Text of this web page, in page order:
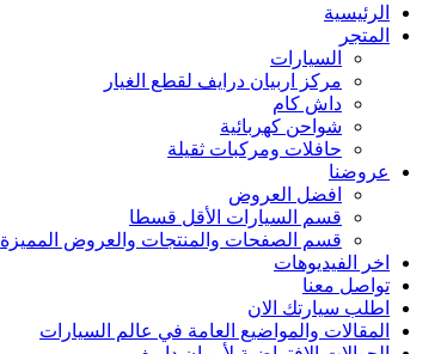
الرئيسية
المتجر
السيارات
مركز اربيان درايف لقطع الغيار
داش كام
شواحن كهربائية
حافلات ومركبات ثقيلة
عروضنا
افضل العروض
قسم السيارات الأقل قسطا
قسم الصفحات والمنتجات والعروض المميزة
اخر الفيديوهات
تواصل معنا
اطلب سيارتك الان
المقالات والمواضيع العامة في عالم السيارات